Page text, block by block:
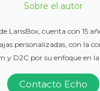
Sobre el autor
LansBox, cuenta con 15
personalizadas, con la
y D2C por su enfoque en
Contacto Echo